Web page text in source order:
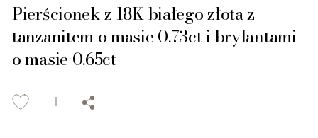
Pierścionek z 18K białego złota z
tanzanitem o masie 0.73ct i brylantami
o masie 0.65ct